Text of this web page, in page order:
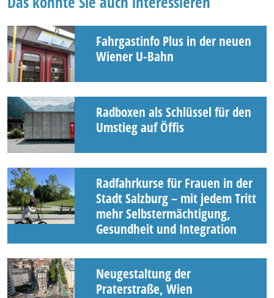
Fahrgastinfo Plus in der neuen
Wiener U-Bahn
Radboxen als Schlüssel für den
Umstieg auf Öffis
Radfahrkurse für Frauen in der
Stadt Salzburg – mit jedem Tritt
mehr Selbstermächtigung,
Gesundheit und Integration
Neugestaltung der
Praterstraße, Wien